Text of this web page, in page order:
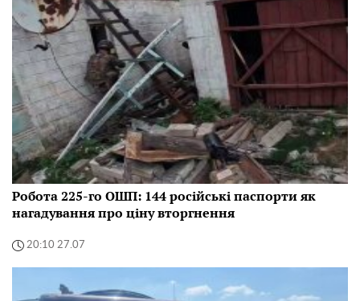
Робота 225-го ОШП: 144 російські паспорти як
нагадування про ціну вторгнення
20:10 27.07